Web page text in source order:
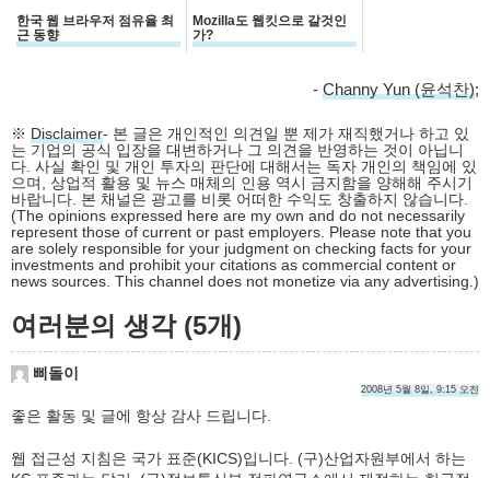
한국 웹 브라우저 점유율 최
근 동향
Mozilla도 웹킷으로 갈것인
가?
- Channy Yun (윤석찬);
※ Disclaimer- 본 글은 개인적인 의견일 뿐 제가 재직했거나 하고 있
는 기업의 공식 입장을 대변하거나 그 의견을 반영하는 것이 아닙니
다. 사실 확인 및 개인 투자의 판단에 대해서는 독자 개인의 책임에 있
으며, 상업적 활용 및 뉴스 매체의 인용 역시 금지함을 양해해 주시기
바랍니다. 본 채널은 광고를 비롯 어떠한 수익도 창출하지 않습니다.
(The opinions expressed here are my own and do not necessarily
represent those of current or past employers. Please note that you
are solely responsible for your judgment on checking facts for your
investments and prohibit your citations as commercial content or
news sources. This channel does not monetize via any advertising.)
여러분의 생각 (5개)
삐돌이
2008년 5월 8일, 9:15 오전
좋은 활동 및 글에 항상 감사 드립니다.
웹 접근성 지침은 국가 표준(KICS)입니다. (구)산업자원부에서 하는